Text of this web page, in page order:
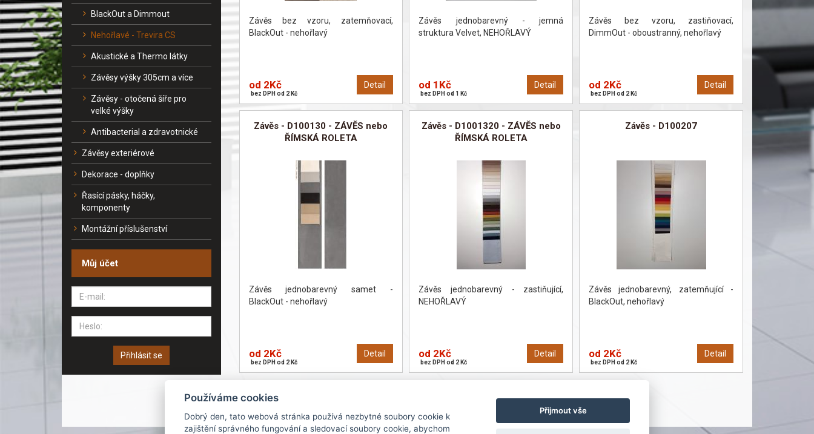
BlackOut a Dimmout
Nehořlavé - Trevira CS
Akustické a Thermo látky
Závěsy výšky 305cm a více
Závěsy - otočená šíře pro
velké výšky
Antibacterial a zdravotnické
Závěsy exteriérové
Dekorace - doplňky
Řasící pásky, háčky,
komponenty
Montážní příslušenství
Můj účet
Přihlásit se
Závěs bez vzoru, zatemňovací,
BlackOut - nehořlavý
Detail
od 2Kč
bez DPH od 2 Kč
Závěs jednobarevný - jemná
struktura Velvet, NEHOŘLAVÝ
Detail
od 1Kč
bez DPH od 1 Kč
Závěs bez vzoru, zastiňovací,
DimmOut - oboustranný, nehořlavý
Detail
od 2Kč
bez DPH od 2 Kč
Závěs - D100130 - ZÁVĚS nebo
ŘÍMSKÁ ROLETA
Závěs jednobarevný samet -
BlackOut - nehořlavý
Detail
od 2Kč
bez DPH od 2 Kč
Závěs - D1001320 - ZÁVĚS nebo
ŘÍMSKÁ ROLETA
Závěs jednobarevný - zastiňující,
NEHOŘLAVÝ
Detail
od 2Kč
bez DPH od 2 Kč
Závěs - D100207
Závěs jednobarevný, zatemňující -
BlackOut, nehořlavý
Detail
od 2Kč
bez DPH od 2 Kč
Používáme cookies
Dobrý den, tato webová stránka používá nezbytné soubory cookie k
zajištění správného fungování a sledovací soubory cookie, abychom
Přijmout vše